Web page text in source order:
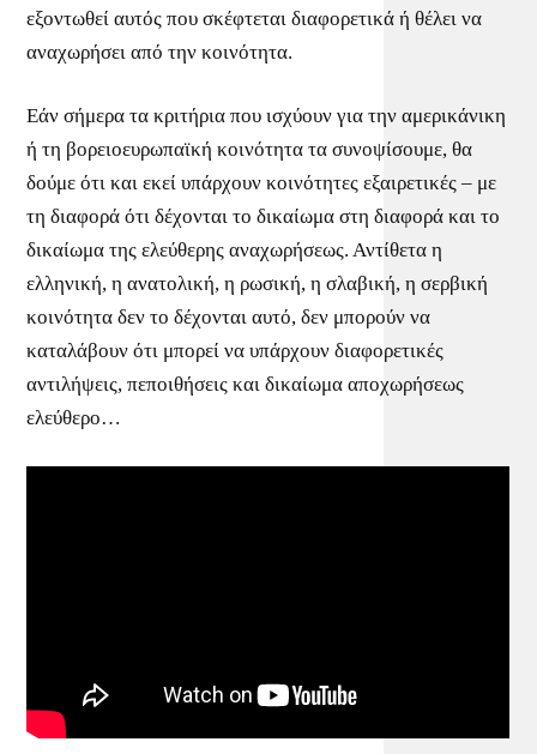
εξοντωθεί αυτός που σκέφτεται διαφορετικά ή θέλει να
αναχωρήσει από την κοινότητα.
Εάν σήμερα τα κριτήρια που ισχύουν για την αμερικάνικη
ή τη βορειοευρωπαϊκή κοινότητα τα συνοψίσουμε, θα
δούμε ότι και εκεί υπάρχουν κοινότητες εξαιρετικές – με
τη διαφορά ότι δέχονται το δικαίωμα στη διαφορά και το
δικαίωμα της ελεύθερης αναχωρήσεως. Αντίθετα η
ελληνική, η ανατολική, η ρωσική, η σλαβική, η σερβική
κοινότητα δεν το δέχονται αυτό, δεν μπορούν να
καταλάβουν ότι μπορεί να υπάρχουν διαφορετικές
αντιλήψεις, πεποιθήσεις και δικαίωμα αποχωρήσεως
ελεύθερο…